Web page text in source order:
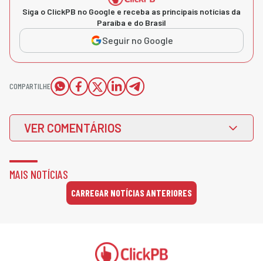
Siga o ClickPB no Google e receba as principais notícias da
Paraíba e do Brasil
Seguir no Google
COMPARTILHE
VER COMENTÁRIOS
MAIS NOTÍCIAS
CARREGAR NOTÍCIAS ANTERIORES